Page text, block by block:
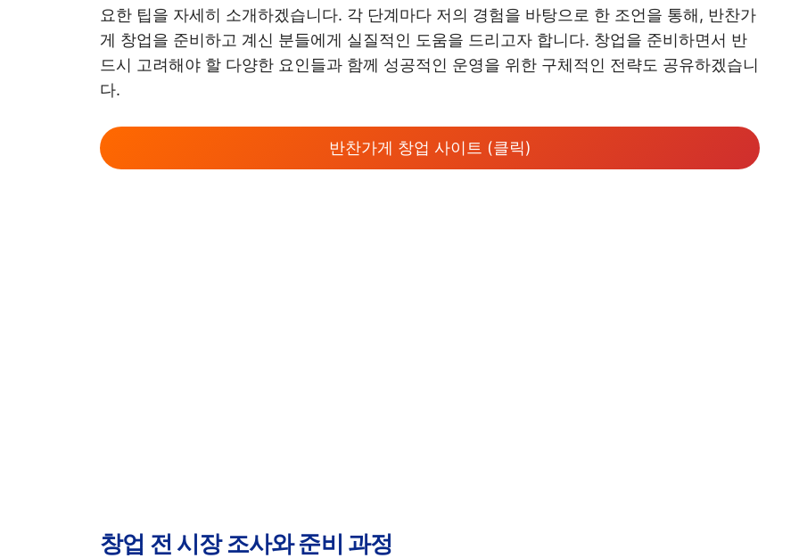
요한 팁을 자세히 소개하겠습니다. 각 단계마다 저의 경험을 바탕으로 한 조언을 통해, 반찬가
게 창업을 준비하고 계신 분들에게 실질적인 도움을 드리고자 합니다. 창업을 준비하면서 반
드시 고려해야 할 다양한 요인들과 함께 성공적인 운영을 위한 구체적인 전략도 공유하겠습니
다.
반찬가게 창업 사이트 (클릭)
창업 전 시장 조사와 준비 과정